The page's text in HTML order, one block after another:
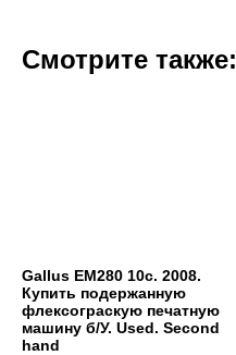
Смотрите также:
Gallus EM280 10c. 2008.
Купить подержанную
флексограскую печатную
машину б/У. Used. Second
hand